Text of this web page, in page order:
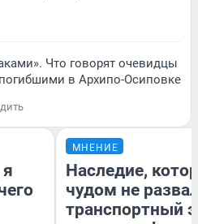
Что говорят очевидцы
в Архипо-Осиповке
МНЕНИЕ
Наследие,
чудом не
транспортный